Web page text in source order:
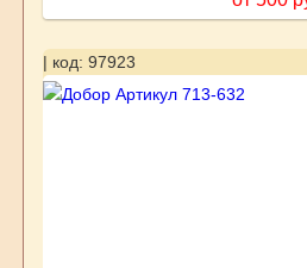
| код: 97923